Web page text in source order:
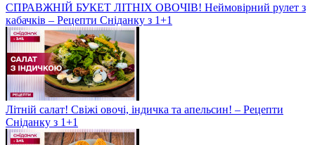
СПРАВЖНІЙ БУКЕТ ЛІТНІХ ОВОЧІВ! Неймовірний рулет з
кабачків – Рецепти Сніданку з 1+1
Літній салат! Свіжі овочі, індичка та апельсин! – Рецепти
Сніданку з 1+1